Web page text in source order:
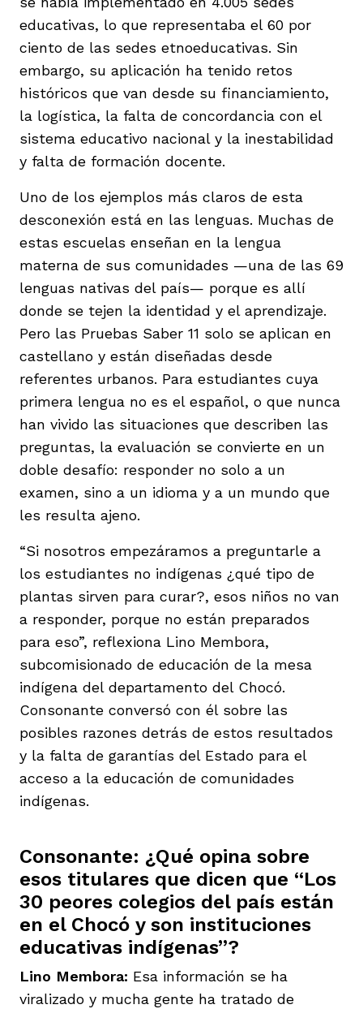
educativas, lo que representaba el 60 por
ciento de las sedes etnoeducativas. Sin
embargo, su aplicación ha tenido retos
históricos que van desde su financiamiento,
la logística, la falta de concordancia con el
sistema educativo nacional y la inestabilidad
y falta de formación docente.
Uno de los ejemplos más claros de esta
desconexión está en las lenguas. Muchas de
estas escuelas enseñan en la lengua
materna de sus comunidades —una de las 69
lenguas nativas del país— porque es allí
donde se tejen la identidad y el aprendizaje.
Pero las Pruebas Saber 11 solo se aplican en
castellano y están diseñadas desde
referentes urbanos. Para estudiantes cuya
primera lengua no es el español, o que nunca
han vivido las situaciones que describen las
preguntas, la evaluación se convierte en un
doble desafío: responder no solo a un
examen, sino a un idioma y a un mundo que
les resulta ajeno.
“Si nosotros empezáramos a preguntarle a
los estudiantes no indígenas ¿qué tipo de
plantas sirven para curar?, esos niños no van
a responder, porque no están preparados
para eso”, reflexiona Lino Membora,
subcomisionado de educación de la mesa
indígena del departamento del Chocó.
Consonante conversó con él sobre las
posibles razones detrás de estos resultados
y la falta de garantías del Estado para el
acceso a la educación de comunidades
indígenas.
Consonante: ¿Qué opina sobre
esos titulares que dicen que “Los
30 peores colegios del país están
en el Chocó y son instituciones
educativas indígenas”?
Lino Membora: Esa información se ha
viralizado y mucha gente ha tratado de